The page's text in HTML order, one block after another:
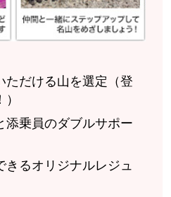
ただける山を選定（登
添乗員のダブルサポー
るオリジナルレジュ